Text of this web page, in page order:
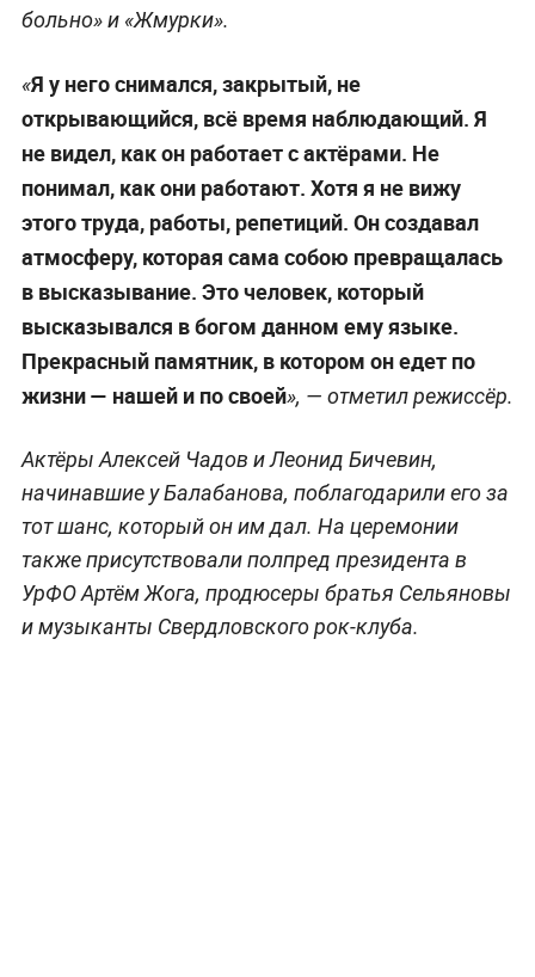
больно» и «Жмурки».
«Я у него снимался, закрытый, не
открывающийся, всё время наблюдающий. Я
не видел, как он работает с актёрами. Не
понимал, как они работают. Хотя я не вижу
этого труда, работы, репетиций. Он создавал
атмосферу, которая сама собою превращалась
в высказывание. Это человек, который
высказывался в богом данном ему языке.
Прекрасный памятник, в котором он едет по
жизни — нашей и по своей», — отметил режиссёр.
Актёры Алексей Чадов и Леонид Бичевин,
начинавшие у Балабанова, поблагодарили его за
тот шанс, который он им дал. На церемонии
также присутствовали полпред президента в
УрФО Артём Жога, продюсеры братья Сельяновы
и музыканты Свердловского рок-клуба.